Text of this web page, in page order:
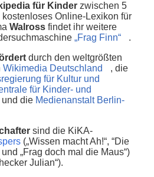
für Kinder zwischen 5
Online-Lexikon für
Walross findet ihr weitere
„Frag Finn“
.
durch den weltgrößten
Wikimedia Deutschland
, die
für Kultur und
für Kinder- und
und die Medienanstalt Berlin-
sind die KiKA-
(„Wissen macht Ah!“, “Die
„Frag doch mal die Maus“)
Julian“).